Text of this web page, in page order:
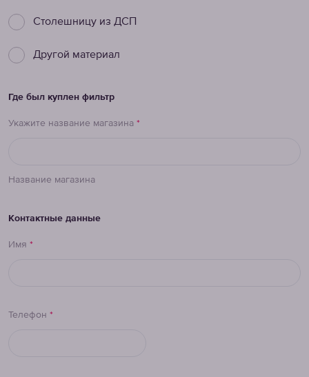
Столешницу из ДСП
Другой материал
Где был куплен фильтр
Укажите название магазина *
Название магазина
Контактные данные
Имя *
Телефон *